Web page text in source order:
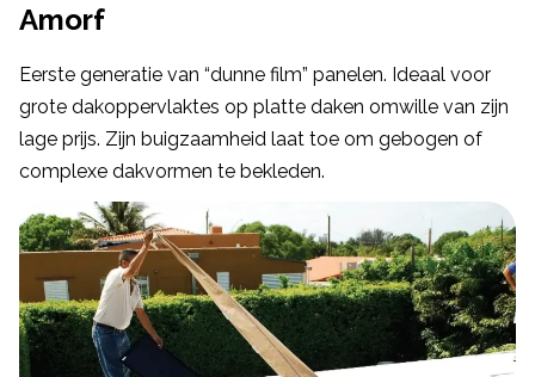
Amorf
Eerste generatie van “dunne film” panelen. Ideaal voor
grote dakoppervlaktes op platte daken omwille van zijn
lage prijs. Zijn buigzaamheid laat toe om gebogen of
complexe dakvormen te bekleden.